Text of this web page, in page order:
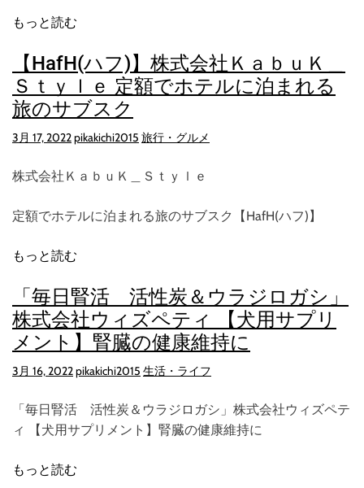
もっと読む
【HafH(ハフ)】株式会社ＫａｂｕＫ＿
Ｓｔｙｌｅ 定額でホテルに泊まれる
旅のサブスク
3月 17, 2022pikakichi2015 旅行・グルメ
株式会社ＫａｂｕＫ＿Ｓｔｙｌｅ
定額でホテルに泊まれる旅のサブスク【HafH(ハフ)】
もっと読む
「毎日腎活 活性炭＆ウラジロガシ」
株式会社ウィズペティ 【犬用サプリ
メント】腎臓の健康維持に
3月 16, 2022pikakichi2015 生活・ライフ
「毎日腎活 活性炭＆ウラジロガシ」株式会社ウィズペテ
ィ 【犬用サプリメント】腎臓の健康維持に
もっと読む